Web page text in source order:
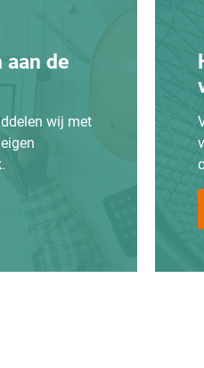
aan de
wij met